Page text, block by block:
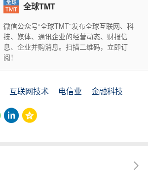
全球TMT
微信公众号“全球TMT”发布全球互联网、科
技、媒体、通讯企业的经营动态、财报信
息、企业并购消息。扫描二维码，立即订
阅！
互联网技术 电信业
金融科技